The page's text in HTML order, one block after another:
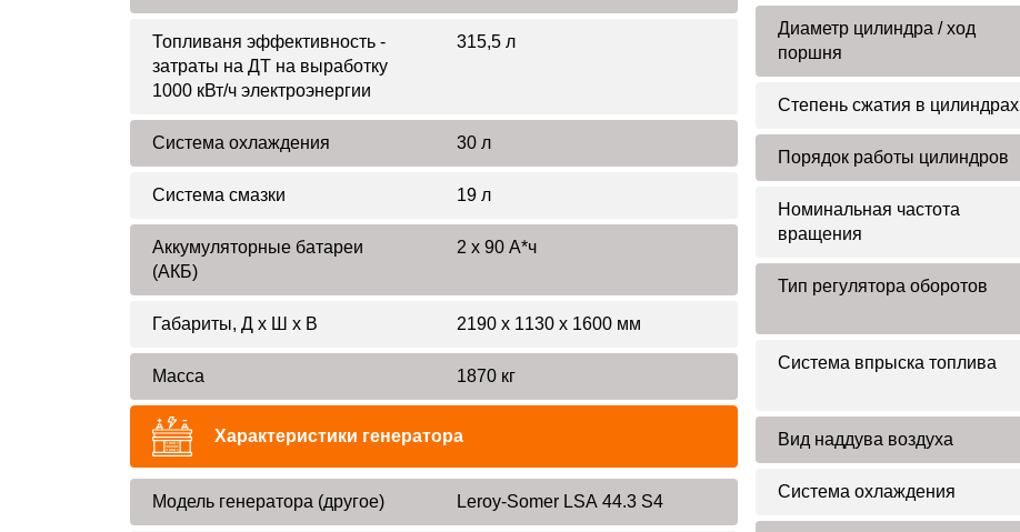
Топливаня эффективность -
затраты на ДТ на выработку
1000 кВт/ч электроэнергии
315,5 л
Система охлаждения 30 л
Система смазки 19 л
Аккумуляторные батареи
(АКБ)
2 x 90 А*ч
Габариты, Д x Ш x В 2190 х 1130 х 1600 мм
Масса 1870 кг
Характеристики генератора
Модель генератора (другое) Leroy-Somer LSA 44.3 S4
Диаметр цилиндра / ход
поршня
Степень сжатия в цилиндрах
Порядок работы цилиндров
Номинальная частота
вращения
Тип регулятора оборотов
Система впрыска топлива
Вид наддува воздуха
Система охлаждения